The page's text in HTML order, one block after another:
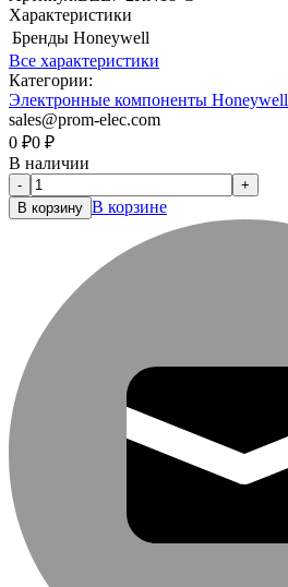
Характеристики
Бренды Honeywell
Все характеристики
Категории:
Электронные компоненты Honeywell
sales@prom-elec.com
0 ₽0 ₽
В наличии
-
+
В корзину В корзине